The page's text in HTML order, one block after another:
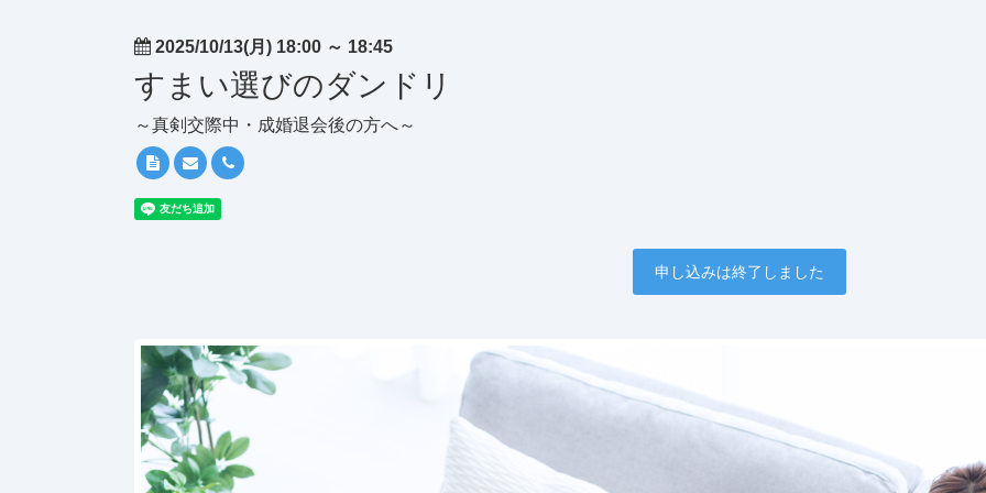
2025/10/13(月) 18:00 ～ 18:45
すまい選びのダンドリ
～真剣交際中・成婚退会後の方へ～
申し込みは終了しました